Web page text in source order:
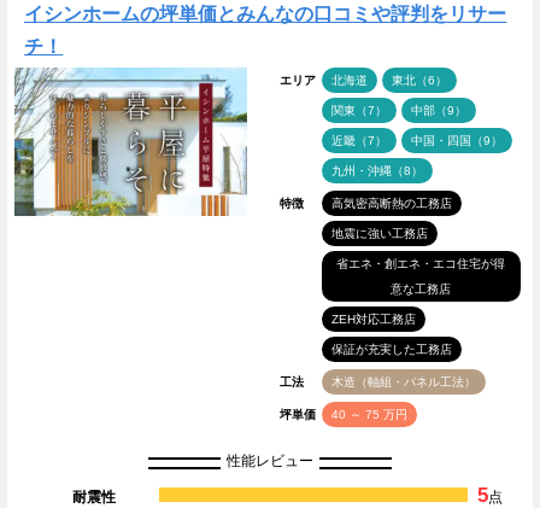
イシンホームの坪単価とみんなの口コミや評判をリサー
チ！
エリア 北海道 東北（6）
関東（7） 中部（9）
近畿（7） 中国・四国（9）
九州・沖縄（8）
特徴 高気密高断熱の工務店
地震に強い工務店
省エネ・創エネ・エコ住宅が得
意な工務店
ZEH対応工務店
保証が充実した工務店
工法 木造（軸組・パネル工法）
坪単価 40 ～ 75 万円
性能レビュー
耐震性 5点